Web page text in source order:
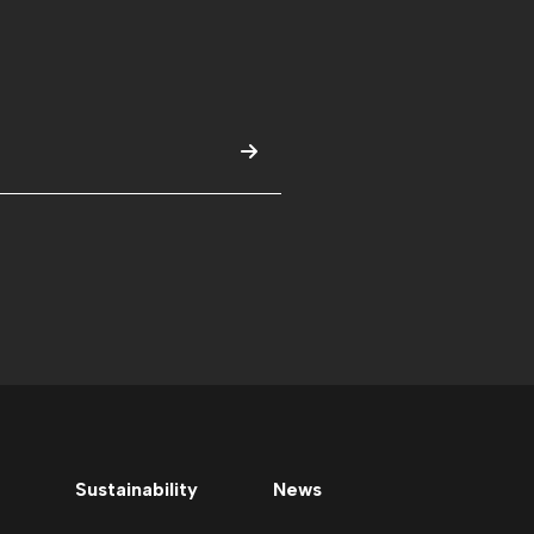
Sustainability News